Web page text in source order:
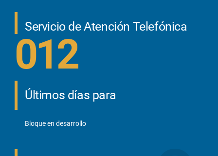
Servicio de Atención Telefónica
012
Últimos días para
Bloque en desarrollo